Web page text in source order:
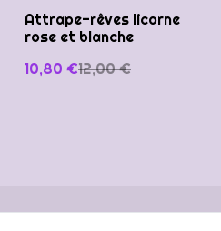
%
Attrape-rêves licorne
rose et blanche
10,80 €12,00 €